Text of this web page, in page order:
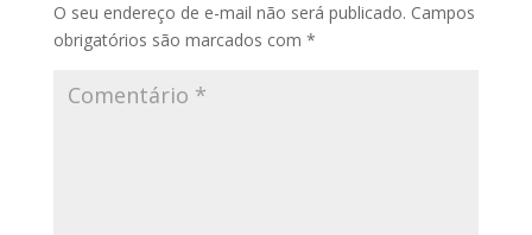
O seu endereço de e-mail não será publicado. Campos
obrigatórios são marcados com *